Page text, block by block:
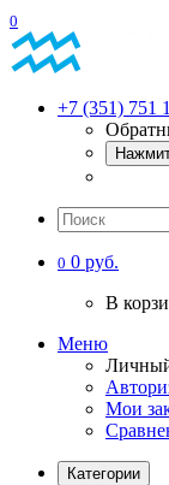
0
+7 (351) 751
0 0 руб.
В
Меню
Мои
Категории